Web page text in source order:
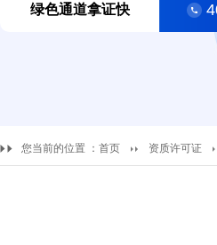
绿色通道拿证快
您当前的位置 ： 首页 资质许可证